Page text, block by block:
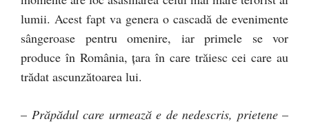
lumii. Acest fapt va genera o cascadă de evenimente
sângeroase pentru omenire, iar primele se vor
produce în România, ţara în care trăiesc cei care au
trădat ascunzătoarea lui.
– Prăpădul care urmează e de nedescris, prietene–